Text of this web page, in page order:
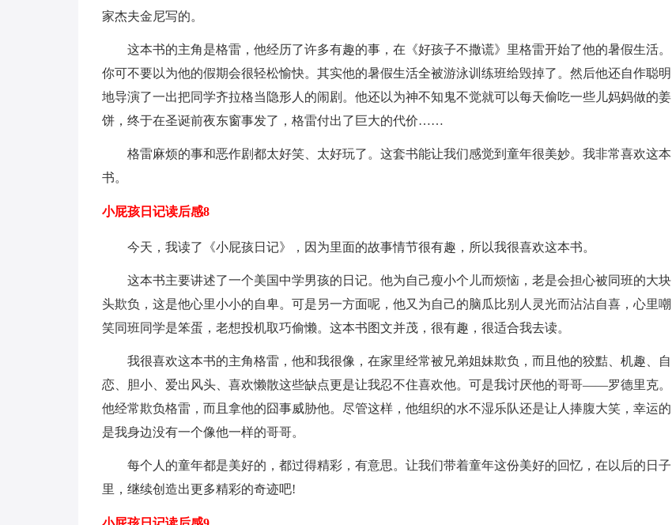
家杰夫金尼写的。
这本书的主角是格雷，他经历了许多有趣的事，在《好孩子不撒谎》里格雷开始了他的暑假生活。
你可不要以为他的假期会很轻松愉快。其实他的暑假生活全被游泳训练班给毁掉了。然后他还自作聪明
地导演了一出把同学齐拉格当隐形人的闹剧。他还以为神不知鬼不觉就可以每天偷吃一些儿妈妈做的姜
饼，终于在圣诞前夜东窗事发了，格雷付出了巨大的代价……
格雷麻烦的事和恶作剧都太好笑、太好玩了。这套书能让我们感觉到童年很美妙。我非常喜欢这本
书。
小屁孩日记读后感8
今天，我读了《小屁孩日记》，因为里面的故事情节很有趣，所以我很喜欢这本书。
这本书主要讲述了一个美国中学男孩的日记。他为自己瘦小个儿而烦恼，老是会担心被同班的大块
头欺负，这是他心里小小的自卑。可是另一方面呢，他又为自己的脑瓜比别人灵光而沾沾自喜，心里嘲
笑同班同学是笨蛋，老想投机取巧偷懒。这本书图文并茂，很有趣，很适合我去读。
我很喜欢这本书的主角格雷，他和我很像，在家里经常被兄弟姐妹欺负，而且他的狡黠、机趣、自
恋、胆小、爱出风头、喜欢懒散这些缺点更是让我忍不住喜欢他。可是我讨厌他的哥哥——罗德里克。
他经常欺负格雷，而且拿他的囧事威胁他。尽管这样，他组织的水不湿乐队还是让人捧腹大笑，幸运的
是我身边没有一个像他一样的哥哥。
每个人的童年都是美好的，都过得精彩，有意思。让我们带着童年这份美好的回忆，在以后的日子
里，继续创造出更多精彩的奇迹吧!